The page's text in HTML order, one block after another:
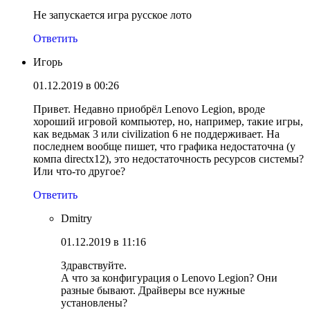
Не запускается игра русское лото
Ответить
Игорь
01.12.2019 в 00:26
Привет. Недавно приобрёл Lenovo Legion, вроде
хороший игровой компьютер, но, например, такие игры,
как ведьмак 3 или civilization 6 не поддерживает. На
последнем вообще пишет, что графика недостаточна (у
компа directx12), это недостаточность ресурсов системы?
Или что-то другое?
Ответить
Dmitry
01.12.2019 в 11:16
Здравствуйте.
А что за конфигурация о Lenovo Legion? Они
разные бывают. Драйверы все нужные
установлены?